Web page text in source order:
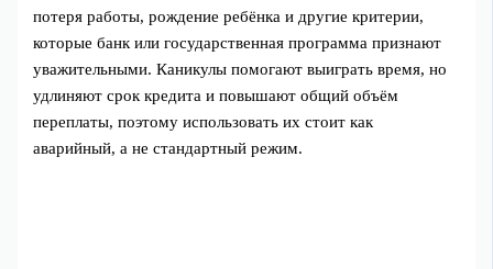
потеря работы, рождение ребёнка и другие критерии,
которые банк или государственная программа признают
уважительными. Каникулы помогают выиграть время, но
удлиняют срок кредита и повышают общий объём
переплаты, поэтому использовать их стоит как
аварийный, а не стандартный режим.